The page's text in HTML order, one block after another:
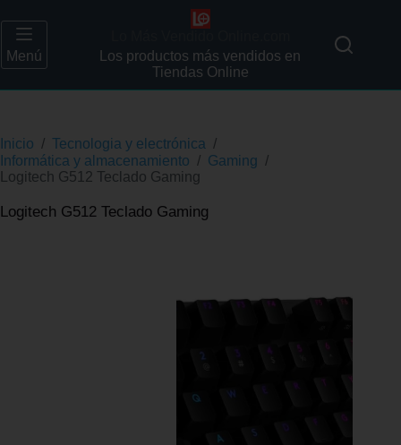
Menú
Los productos más vendidos en
Tiendas Online
Inicio / Tecnologia y electrónica /
Informática y almacenamiento / Gaming /
Logitech G512 Teclado Gaming
Logitech G512 Teclado Gaming